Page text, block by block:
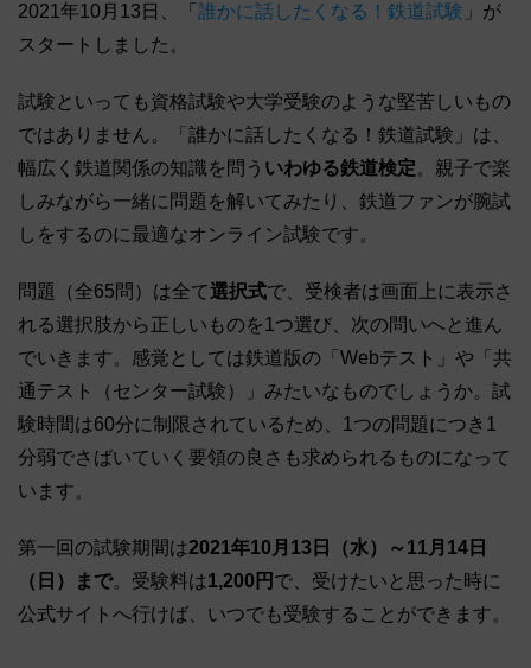
2021年10月13日、「 誰かに話したくなる！鉄道試験 」が
スタートしました。
試験といっても資格試験や大学受験のような堅苦しいもの
ではありません。「誰かに話したくなる！鉄道試験」は、
幅広く鉄道関係の知識を問う いわゆる鉄道検定。親子で楽
しみながら一緒に問題を解いてみたり、鉄道ファンが腕試
しをするのに最適なオンライン試験です。
問題（全65問）は全て選択式で、受検者は画面上に表示さ
れる選択肢から正しいものを1つ選び、次の問いへと進ん
でいきます。感覚としては鉄道版の「Webテスト」や「共
通テスト（センター試験）」みたいなものでしょうか。試
験時間は60分に制限されているため、1つの問題につき1
分弱でさばいていく要領の良さも求められるものになって
います。
第一回の試験期間は2021年10月13日（水）～11月14日
（日）まで。受験料は1,200円 で、受けたいと思った時に
公式サイトへ行けば、いつでも受験することができます。